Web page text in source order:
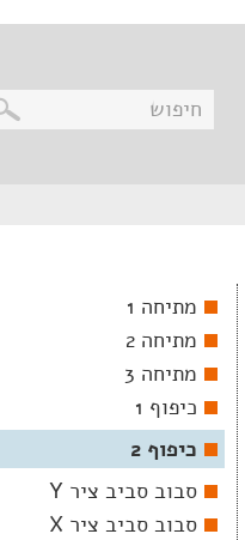
מתיחה 1
מתיחה 2
מתיחה 3
כיפוף 1
כיפוף 2
סבוב סביב ציר Y
סבוב סביב ציר X